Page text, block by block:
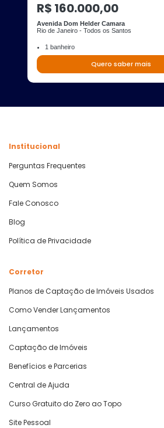
R$ 160.000,00
Avenida Dom Helder Camara
Rio de Janeiro - Todos os Santos
1 banheiro
Quero saber mais
Institucional
Perguntas Frequentes
Quem Somos
Fale Conosco
Blog
Política de Privacidade
Corretor
Planos de Captação de Imóveis Usados
Como Vender Lançamentos
Lançamentos
Captação de Imóveis
Benefícios e Parcerias
Central de Ajuda
Curso Gratuito do Zero ao Topo
Site Pessoal